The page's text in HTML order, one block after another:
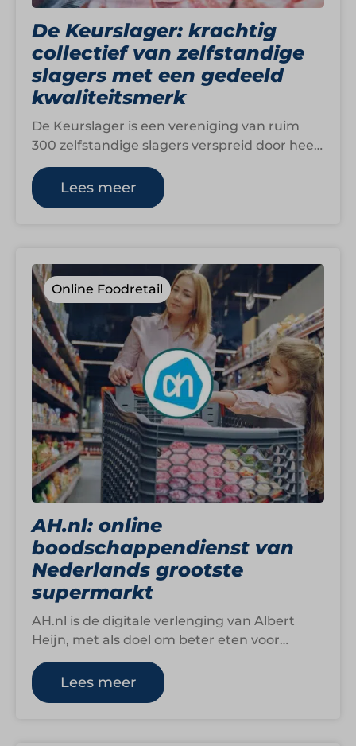
De Keurslager: krachtig
collectief van zelfstandige
slagers met een gedeeld
kwaliteitsmerk
De Keurslager is een vereniging van ruim
300 zelfstandige slagers verspreid door heel
Nederland. Elke Keurslager is een eigen
ondernemer…
Lees meer
Online Foodretail
AH.nl: online
boodschappendienst van
Nederlands grootste
supermarkt
AH.nl is de digitale verlenging van Albert
Heijn, met als doel om beter eten voor
iedereen bereikbaar te maken, waar…
Lees meer